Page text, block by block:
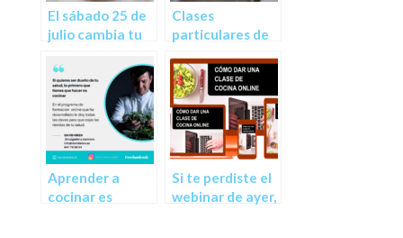
El sábado 25 de
julio cambia tu
entender los
arroces
Clases
particulares de
con el método
Freeonlinecook
Aprender a
cocinar es
Si te perdiste el
webinar de ayer,